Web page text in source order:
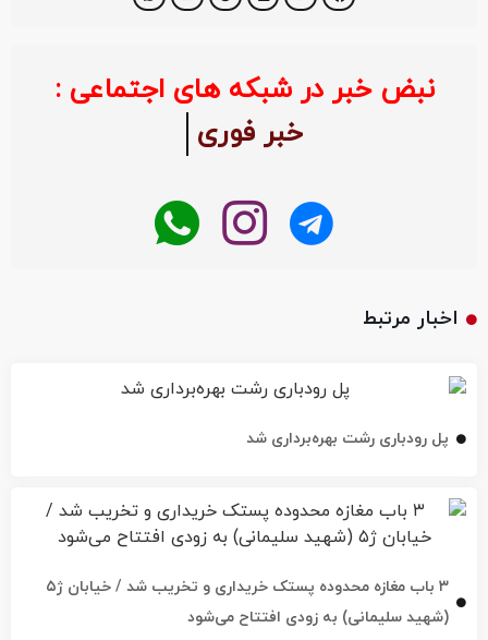
نبض خبر در شبکه های اجتماعی :
خبر فوری
اخبار مرتبط
پل رودباری رشت بهره‌برداری شد
۳ باب مغازه محدوده پستک خریداری و تخریب شد / خیابان ژ۵
(شهید سلیمانی) به زودی افتتاح می‌شود